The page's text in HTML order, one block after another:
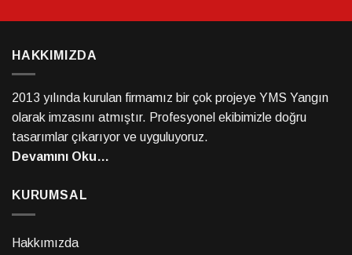
HAKKIMIZDA
2013 yılında kurulan firmamız bir çok projeye YMS Yangın
olarak imzasını atmıştır. Profesyonel ekibimizle doğru
tasarımlar çıkarıyor ve uyguluyoruz.
Devamını Oku…
KURUMSAL
Hakkımızda